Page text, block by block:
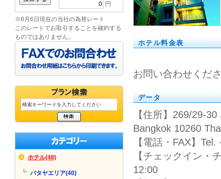
ホテル料金表
お問い合わせくだ
データ
【住所】269/29-
Bangkok 10260
【電話・FAX】
【チェックイン・
12:00
円
※8月6日現在の当社の為替レート
このレートでお取引することを確約する
ものではありません。
ホテル(48)
パタヤエリア(40)